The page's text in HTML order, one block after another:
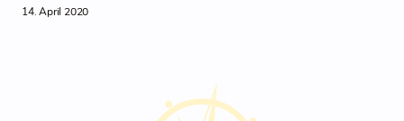
14. April 2020